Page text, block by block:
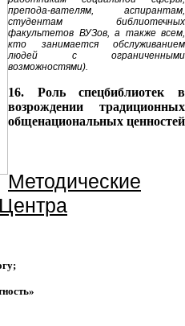
препода-вателям, аспирантам,
студентам библиотечных
факультетов ВУЗов, а также всем,
кто занимается обслуживанием
людей с ограниченными
возможностями).
16. Роль спецбиблиотек в
возрождении традиционных
общенациональных ценностей
Методические